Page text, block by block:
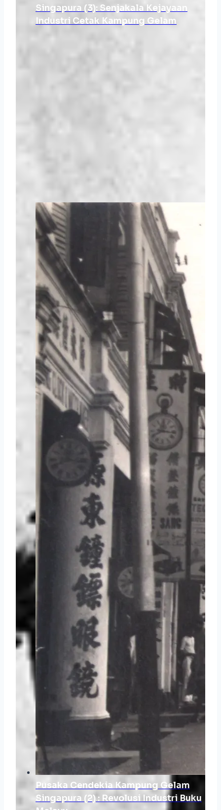
Singapura (3): Senjakala Kejayaan
Industri Cetak Kampung Gelam
Pusaka Cendekia Kampung Gelam
Singapura (2) : Revolusi Industri Buku